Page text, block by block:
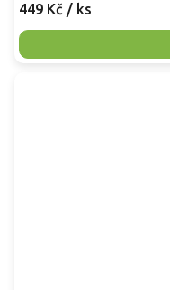
449 Kč / ks